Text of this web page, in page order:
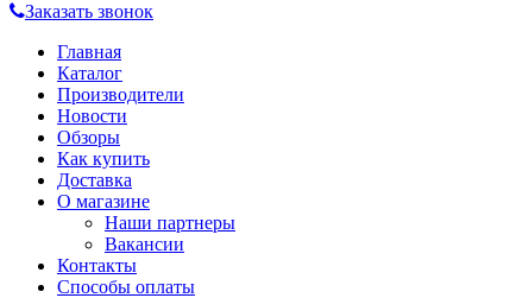
Заказать звонок
Главная
Каталог
Производители
Новости
Обзоры
Как купить
Доставка
О магазине
Наши партнеры
Вакансии
Контакты
Способы оплаты